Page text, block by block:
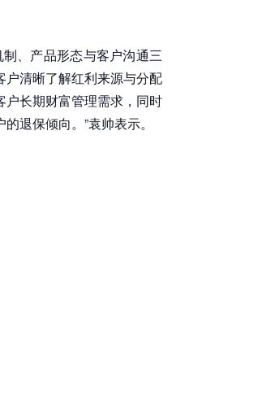
、产品形态与客户沟通三
清晰了解红利来源与分配
长期财富管理需求，同时
退保倾向。”袁帅表示。